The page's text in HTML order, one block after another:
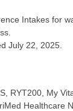
Intakes for
July 22, 2025.
RYT200, My
Healthcare